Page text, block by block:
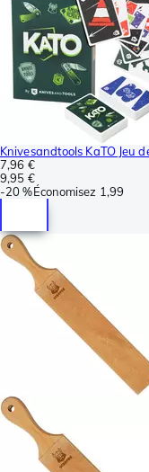
Knivesandtools KaTO Jeu
7,96 €
9,95 €
-20 %Économisez 1,99